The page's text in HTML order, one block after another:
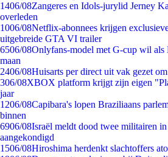
1406/08Zangeres en Idols-jurylid Jerney
overleden
1006/08Netflix-abonnees krijgen
uitgebreide GTA VI trailer
6506/08Onlyfans-model met G-cup wil als
maan
2406/08Huisarts per direct uit vak gezet
306/08XBOX platform krijgt zijn eigen
jaar
1206/08Capibara's lopen Braziliaans
binnen
6906/08Israël meldt dood twee militairen
aangekondigd
1506/08Hiroshima herdenkt slachtoffers